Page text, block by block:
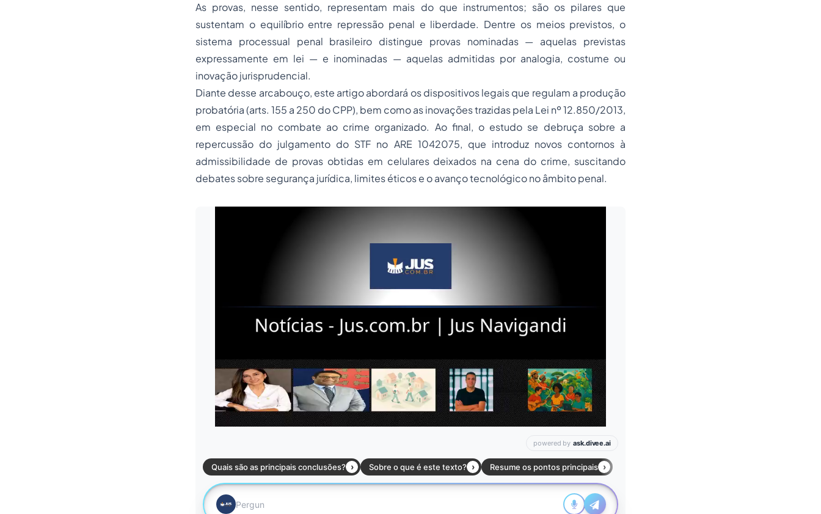
As provas, nesse sentido, representam mais do que instrumentos; são os pilares que
sustentam o equilíbrio entre repressão penal e liberdade. Dentre os meios previstos, o
sistema processual penal brasileiro distingue provas nominadas — aquelas previstas
expressamente em lei — e inominadas — aquelas admitidas por analogia, costume ou
inovação jurisprudencial.
Diante desse arcabouço, este artigo abordará os dispositivos legais que regulam a produção
probatória (arts. 155 a 250 do CPP), bem como as inovações trazidas pela Lei nº 12.850/2013,
em especial no combate ao crime organizado. Ao final, o estudo se debruça sobre a
repercussão do julgamento do STF no ARE 1042075, que introduz novos contornos à
admissibilidade de provas obtidas em celulares deixados na cena do crime, suscitando
debates sobre segurança jurídica, limites éticos e o avanço tecnológico no âmbito penal.